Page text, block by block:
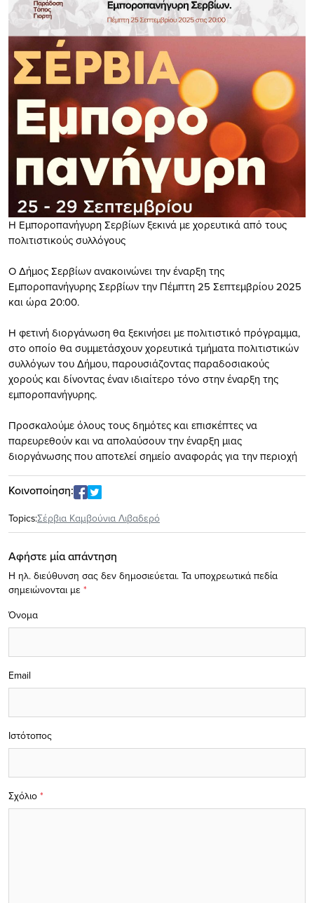
Η Εμποροπανήγυρη Σερβίων ξεκινά με χορευτικά από τους
πολιτιστικούς συλλόγους
Ο Δήμος Σερβίων ανακοινώνει την έναρξη της
Εμποροπανήγυρης Σερβίων την Πέμπτη 25 Σεπτεμβρίου 2025
και ώρα 20:00.
Η φετινή διοργάνωση θα ξεκινήσει με πολιτιστικό πρόγραμμα,
στο οποίο θα συμμετάσχουν χορευτικά τμήματα πολιτιστικών
συλλόγων του Δήμου, παρουσιάζοντας παραδοσιακούς
χορούς και δίνοντας έναν ιδιαίτερο τόνο στην έναρξη της
εμποροπανήγυρης.
Προσκαλούμε όλους τους δημότες και επισκέπτες να
παρευρεθούν και να απολαύσουν την έναρξη μιας
διοργάνωσης που αποτελεί σημείο αναφοράς για την περιοχή
Κοινοποίηση:
Topics:Σέρβια Καμβούνια Λιβαδερό
Αφήστε μία απάντηση
Η ηλ. διεύθυνση σας δεν δημοσιεύεται. Τα υποχρεωτικά πεδία
σημειώνονται με *
Σχόλιο *
Όνομα
Email
Ιστότοπος